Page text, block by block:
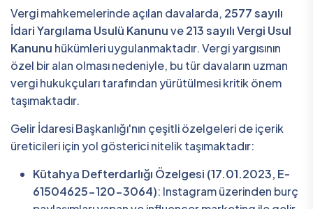
Vergi mahkemelerinde açılan davalarda, 2577 sayılı
İdari Yargılama Usulü Kanunuve213 sayılı Vergi Usul
Kanunu hükümleri uygulanmaktadır. Vergi yargısının
özel bir alan olması nedeniyle, bu tür davaların uzman
vergi hukukçuları tarafından yürütülmesi kritik önem
taşımaktadır.
Gelir İdaresi Başkanlığı'nın çeşitli özelgeleri de içerik
üreticileri için yol gösterici nitelik taşımaktadır:
Kütahya Defterdarlığı Özelgesi (17.01.2023, E-
61504625-120-3064): Instagram üzerinden burç